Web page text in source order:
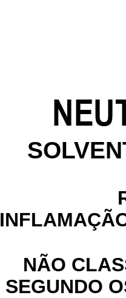
NÃO
SEGUNDO